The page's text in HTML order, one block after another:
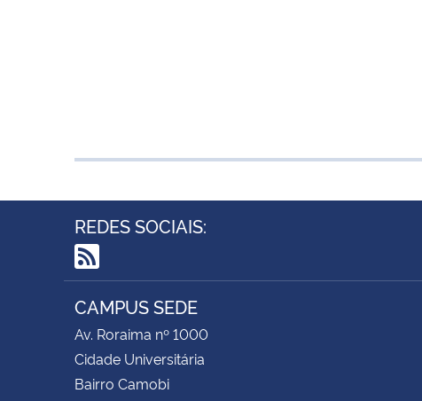
REDES SOCIAIS:
RSS
CAMPUS SEDE
Av. Roraima nº 1000
Cidade Universitária
Bairro Camobi